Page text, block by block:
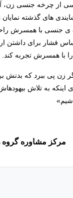
از چرخه جنسی زن،
های گذشته
ی جنسی با همسرش
فشار برای داشتن
با همسرش تجربه کند.
زن پی ببرد که بدنش
این­که به تلاش
مرکز مشاوره گروه